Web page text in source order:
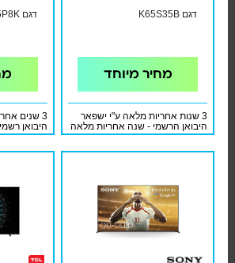
דגם K65S35B
מחיר מיוחד
3 שנות אחריות מלאה ע"י ישפאר
היבואן הרשמי - שנה אחריות מלאה
+ 2 שנות אחריות מלאה נוספות
דגם 65P8K
היבואן